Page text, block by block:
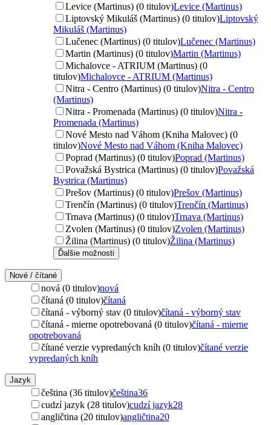
Levice (Martinus) (0 titulov)Levice (Martinus)
Liptovský Mikuláš (Martinus) (0 titulov)Liptovský
Mikuláš (Martinus)
Lučenec (Martinus) (0 titulov)Lučenec (Martinus)
Martin (Martinus) (0 titulov)Martin (Martinus)
Michalovce - ATRIUM (Martinus) (0
titulov)Michalovce - ATRIUM (Martinus)
Nitra - Centro (Martinus) (0 titulov)Nitra - Centro
(Martinus)
Nitra - Promenada (Martinus) (0 titulov)Nitra -
Promenada (Martinus)
Nové Mesto nad Váhom (Kniha Malovec) (0
titulov)Nové Mesto nad Váhom (Kniha Malovec)
Poprad (Martinus) (0 titulov)Poprad (Martinus)
Považská Bystrica (Martinus) (0 titulov)Považská
Bystrica (Martinus)
Prešov (Martinus) (0 titulov)Prešov (Martinus)
Trenčín (Martinus) (0 titulov)Trenčín (Martinus)
Trnava (Martinus) (0 titulov)Trnava (Martinus)
Zvolen (Martinus) (0 titulov)Zvolen (Martinus)
Žilina (Martinus) (0 titulov)Žilina (Martinus)
Ďalšie možnosti
Nové / čítané
nová (0 titulov)nová
čítaná (0 titulov)čítaná
čítaná - výborný stav (0 titulov)čítaná - výborný stav
čítaná - mierne opotrebovaná (0 titulov)čítaná - mierne
opotrebovaná
čítané verzie vypredaných kníh (0 titulov)čítané verzie
vypredaných kníh
Jazyk
čeština (36 titulov)čeština36
cudzí jazyk (28 titulov)cudzí jazyk28
angličtina (20 titulov)angličtina20